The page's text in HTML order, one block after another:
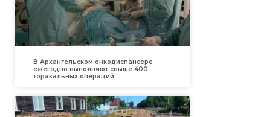
В Архангельском онкодиспансере
ежегодно выполняют свыше 400
торакальных операций